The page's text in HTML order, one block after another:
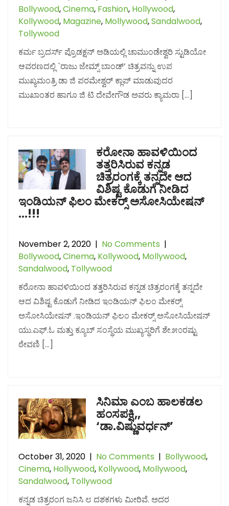
Bollywood,Cinema, Fashion, Hollywood,
Kollywood, Magazine, Mollywood,Sandalwood,
Tollywood
ಕರ್ಮ ಬ್ರದರ್ಸ್ ಪ್ರೊಡಕ್ಷನ್ ಅಡಿಯಲ್ಲಿ ಚಾಮುಂಡೇಶ್ವರಿ ಸ್ಟುಡಿಯೋ
ಆವರಣದಲ್ಲಿ `ರಾಜು ಜೇಮ್ಸ್ ಬಾಂಡ್’ ಚಿತ್ರವನ್ನು ಉಪ
ಮುಖ್ಯಮಂತ್ರಿ ಡಾ ಜಿ ಪರಮೇಶ್ವರ್ ಕ್ಲಾಪ್ ಮಾಡುವುದರ
ಮುಖಾಂತರ ಹಾಗೂ ಜಿ ಟಿ ದೇವೇಗೌಡ ಅವರು ಕ್ಯಾಮರಾ […]
ಕರೋನಾ ಹಾವಳಿಯಿಂದ
ತತ್ತರಿಸಿರುವ ಕನ್ನಡ
ಚಿತ್ರರಂಗಕ್ಕೆ ತನ್ನದೇ ಆದ
ವಿಶಿಷ್ಟ ಕೊಡುಗೆ ನೀಡಿದ
ಇಂಡಿಯನ್ ಫಿಲಂ ಮೇಕರ‍್ಸ್ ಅಸೋಸಿಯೇಷನ್
…!!!
November 2, 2020 | No Comments |
Bollywood,Cinema, Kollywood, Mollywood,
Sandalwood, Tollywood
ಕರೋನಾ ಹಾವಳಿಯಿಂದ ತತ್ತರಿಸಿರುವ ಕನ್ನಡ ಚಿತ್ರರಂಗಕ್ಕೆ ತನ್ನದೇ
ಆದ ವಿಶಿಷ್ಟ ಕೊಡುಗೆ ನೀಡಿದ ಇಂಡಿಯನ್ ಫಿಲಂ ಮೇಕರ‍್ಸ್
ಅಸೋಸಿಯೇಷನ್ .ಇಂಡಿಯನ್ ಫಿಲಂ ಮೇಕರ‍್ಸ್ ಅಸೋಸಿಯೇಷನ್
ಯು.ಎಫ್.‌ಓ ಮತ್ತು ಕ್ಯೂಬ್‌ ಸಂಸ್ಥೆಯ ಮುಖ್ಯಸ್ಥರಿಗೆ ಶೇ.೫೦ರಷ್ಟು
ಠೇವಣಿ […]
ಸಿನಿಮಾ ಎಂಬ ಹಾಲಕಡಲ
ಹಂಸಪಕ್ಷಿ,,
‘ಡಾ.ವಿಷ್ಣುವರ್ಧನ್’
October 31, 2020 | No Comments | Bollywood,
Cinema, Hollywood, Kollywood, Mollywood,
Sandalwood, Tollywood
ಕನ್ನಡ ಚಿತ್ರರಂಗ ಜನಿಸಿ ೮ ದಶಕಗಳು ಮೀರಿವೆ. ಅದರ